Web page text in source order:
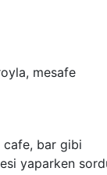
mesafe
cafe, bar gibi
yaparken